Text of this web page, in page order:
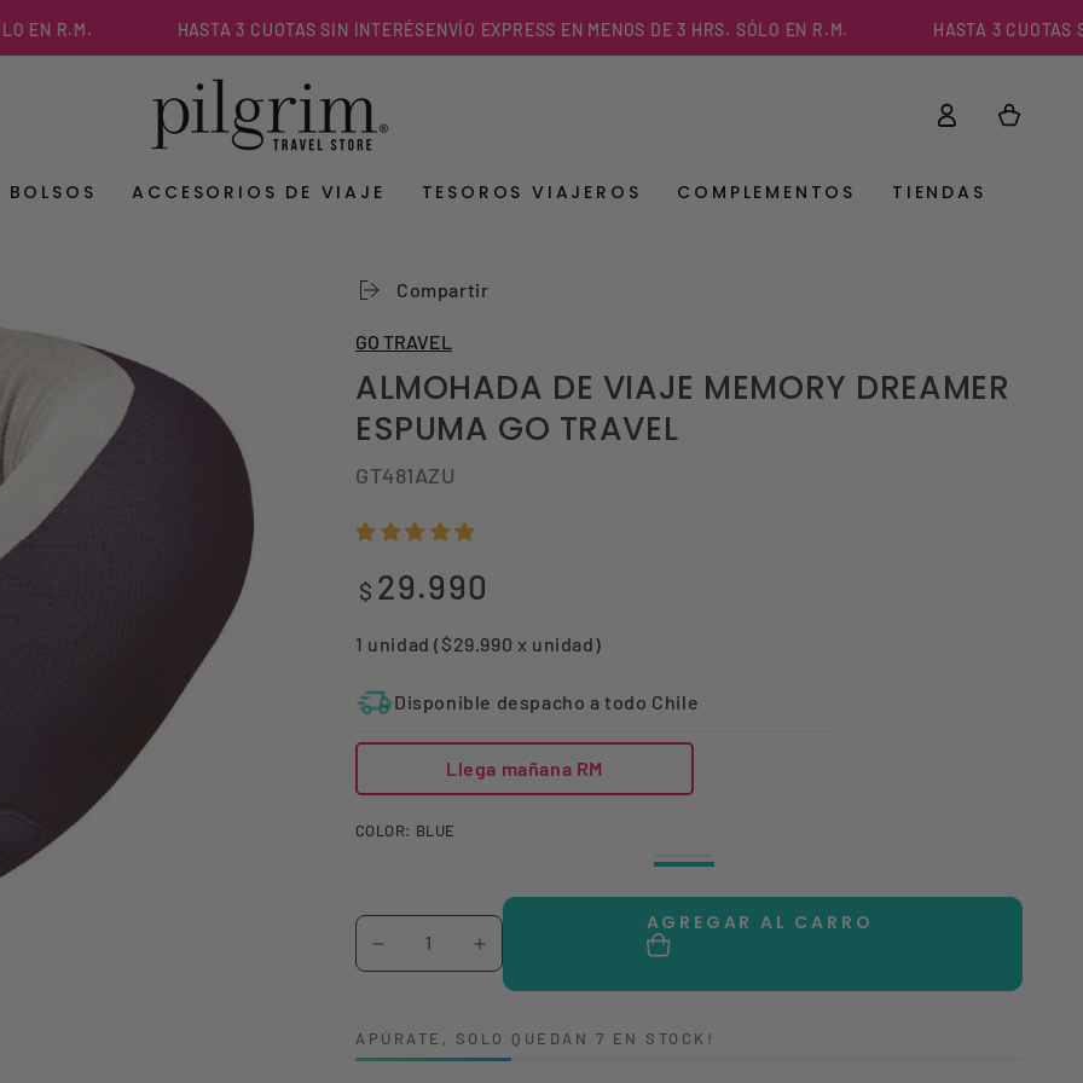
HASTA 3 CUOTAS SIN INTERÉSENVÍO EXPRESS EN MENOS DE 3 HRS. SÓLO EN R.M. HASTA 3 CUOTAS SIN
ACCESORIOS DE VIAJE TESOROS VIAJEROS COMPLEMENTOS TIENDAS
Iniciar
sesión
Carrito
Compartir
GO TRAVEL
ALMOHADA DE VIAJE MEMORY DREAMER
ESPUMA GO TRAVEL
GT481AZU
Precio
regular
$ 29.990
1 unidad ($29.990 x unidad)
Disponible despacho a todo Chile
Llega mañana RM
COLOR: BLUE
Grey
Variante
o
no
disponible
Blue
Variante
o
no
Cantidad
Reducir
Almohada
Aumentar
cantidad
Almohada
AGREGAR AL CARRO
APÚRATE, SOLO QUEDAN 7 EN STOCK!